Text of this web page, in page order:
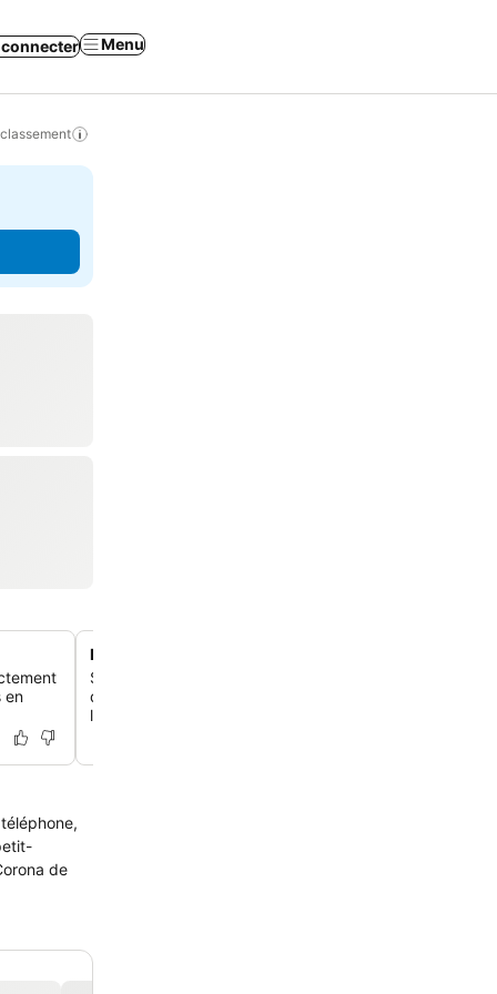
connecter Menu
en
Expérience culinaire castillane traditionnelle
Savoure une cuisine régionale authentique au
qui propose des menus de dîner de haute qualité
les saveurs locales à un excellent rapport qualité-prix.
de